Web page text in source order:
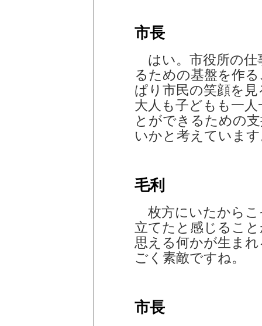
市長
はい。市役所の仕
るための基盤を作
ぱり市民の笑顔を
大人も子どもも一
とができるための
いかと考えていま
毛利
枚方にいたからこ
立てたと感じるこ
思える何かが生ま
ごく素敵ですね。
市長